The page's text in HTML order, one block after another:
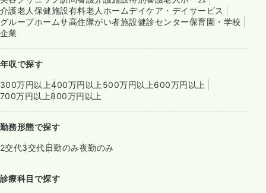
介護老人保健施設有料老人ホームデイケア・デイサービス
グループホームサ高住障がい者施設健診センター保育園・学校
企業
年収で探す
300万円以上400万円以上 500万円以上600万円以上
700万円以上800万円以上
勤務形態で探す
2交代3交代日勤のみ夜勤のみ
診療科目で探す